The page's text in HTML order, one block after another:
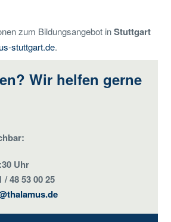
zum Bildungsangebot inStuttgart
stuttgart.de.
Wir helfen gerne
Uhr
48 53 00 25